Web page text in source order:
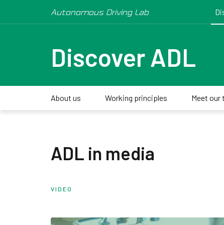
Autonomous Driving Lab
Discover ADL
About us Working principles Meet our
ADL in media
VIDEO